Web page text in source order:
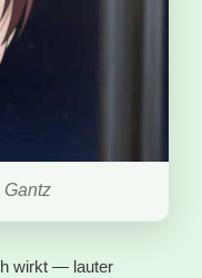
wirkt — lauter